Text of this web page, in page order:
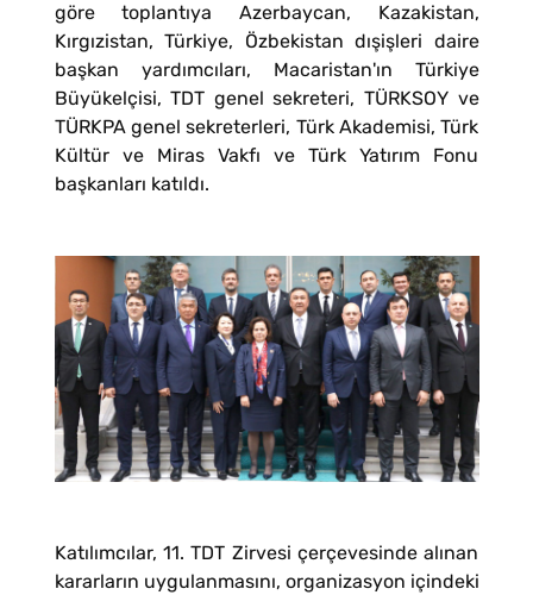
göre toplantıya Azerbaycan, Kazakistan,
Kırgızistan, Türkiye, Özbekistan dışişleri daire
başkan yardımcıları, Macaristan'ın Türkiye
Büyükelçisi, TDT genel sekreteri, TÜRKSOY ve
TÜRKPA genel sekreterleri, Türk Akademisi, Türk
Kültür ve Miras Vakfı ve Türk Yatırım Fonu
başkanları katıldı.
Katılımcılar, 11. TDT Zirvesi çerçevesinde alınan
kararların uygulanmasını, organizasyon içindeki